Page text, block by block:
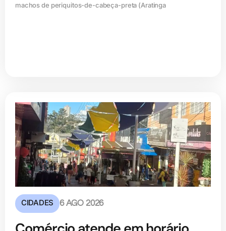
machos de periquitos-de-cabeça-preta (Aratinga
CIDADES 6 AGO 2026